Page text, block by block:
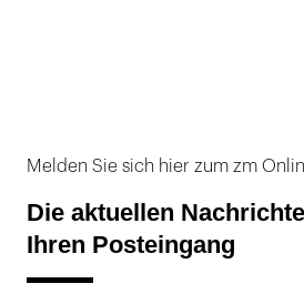
Melden Sie sich hier zum zm
Die aktuellen
Ihren Posteingang